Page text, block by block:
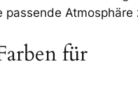
Atmosphäre
für